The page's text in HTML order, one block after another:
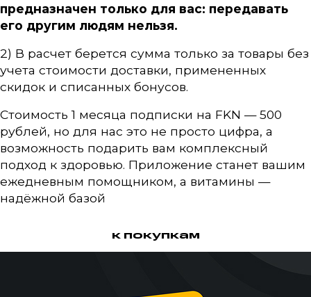
предназначен только для вас: передавать
его другим людям нельзя.
2) В расчет берется сумма только за товары без
учета стоимости доставки, примененных
скидок и списанных бонусов.
Стоимость 1 месяца подписки на FKN — 500
рублей, но для нас это не просто цифра, а
возможность подарить вам комплексный
подход к здоровью. Приложение станет вашим
ежедневным помощником, а витамины —
надёжной базой
к покупкам